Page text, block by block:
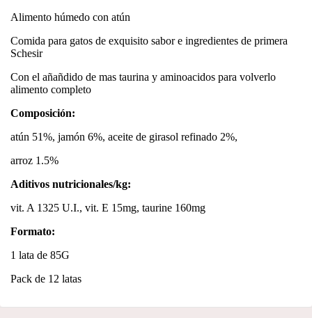
Alimento húmedo con atún
Comida para gatos de exquisito sabor e ingredientes de primera
Schesir
Con el añañdido de mas taurina y aminoacidos para volverlo
alimento completo
Composición:
atún 51%, jamón 6%, aceite de girasol refinado 2%,
arroz 1.5%
Aditivos nutricionales/kg:
vit. A 1325 U.I., vit. E 15mg, taurine 160mg
Formato:
1 lata de 85G
Pack de 12 latas